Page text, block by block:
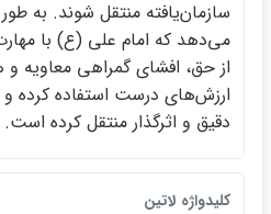
سازمان‌يافته منتقل شوند. به
مي‌دهد كه امام علي (ع) با مهارت
از حق، افشاي گمراهي معاويه
ارزش‌هاي درست استفاده كرده و
دقيق و اثرگذار منتقل كرده است.
كليدواژه لاتين